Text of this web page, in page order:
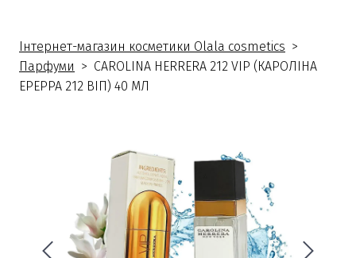
Інтернет-магазин косметики Olala cosmetics
Парфуми
CAROLINA HERRERA 212 VIP (КАРОЛІНА
ЕРЕРРА 212 ВІП) 40 МЛ